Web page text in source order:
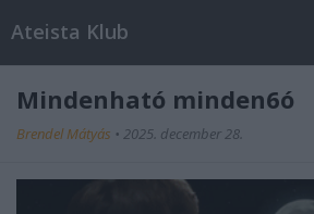
Ateista Klub
Mindenható minden6ó
Brendel Mátyás • 2025. december 28.